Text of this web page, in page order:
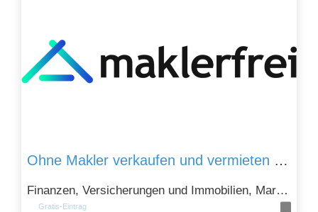
Ohne Makler verkaufen und vermieten – maklerfrei.de
Finanzen, Versicherungen und Immobilien, Marketing, Werbung und PR und Wirtschaft, Märkte und Branchen
Gratis-Eintrag